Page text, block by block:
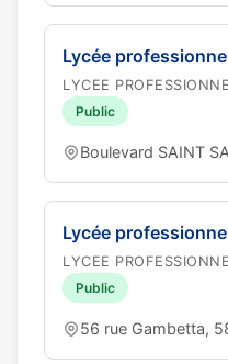
Lycée
LYCEE
Public
Boulevard SAINT
Lycée
LYCEE
Public
56 rue Gambetta,